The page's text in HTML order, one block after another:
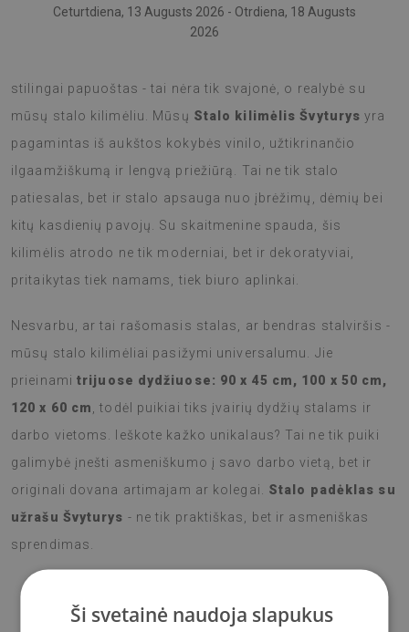
Ceturtdiena, 13 Augusts 2026 - Otrdiena, 18 Augusts
2026
stilingai papuoštas - tai nėra tik svajonė, o realybė su
mūsų stalo kilimėliu. Mūsų Stalo kilimėlis Švyturys yra
pagamintas iš aukštos kokybės vinilo, užtikrinančio
ilgaamžiškumą ir lengvą priežiūrą. Tai ne tik stalo
patiesalas, bet ir stalo apsauga nuo įbrėžimų, dėmių bei
kitų kasdienių pavojų. Su skaitmenine spauda, šis
kilimėlis atrodo ne tik moderniai, bet ir dekoratyviai,
pritaikytas tiek namams, tiek biuro aplinkai.
Nesvarbu, ar tai rašomasis stalas, ar bendras stalviršis -
mūsų stalo kilimėliai pasižymi universalumu. Jie
prieinami trijuose dydžiuose: 90 x 45 cm, 100 x 50 cm,
120 x 60 cm
, todėl puikiai tiks įvairių dydžių stalams ir
darbo vietoms. Ieškote kažko unikalaus? Tai ne tik puiki
galimybė įnešti asmeniškumo į savo darbo vietą, bet ir
originali dovana artimajam ar kolegai. Stalo padėklas su
užrašu Švyturys - ne tik praktiškas, bet ir asmeniškas
sprendimas.
Medžiaga: Vinilas padengtas PES tinkleliu.
Ši svetainė naudoja slapukus